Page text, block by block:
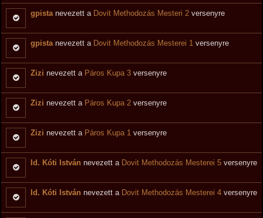
gpistanevezett a Dovit Methodozás Mesteri 2 versenyre
gpistanevezett a Dovit Methodozás Mesterei 1 versenyre
Zizi nevezett a Páros Kupa 3 versenyre
Zizi nevezett a Páros Kupa 2 versenyre
Zizi nevezett a Páros Kupa 1 versenyre
Id. Kóti István nevezett a Dovit Methodozás Mesterei 5 versenyre
Id. Kóti István nevezett a Dovit Methodozás Mesterei 4 versenyre